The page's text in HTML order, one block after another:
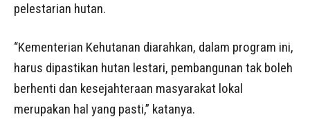
pelestarian hutan.
“Kementerian Kehutanan diarahkan, dalam program ini,
harus dipastikan hutan lestari, pembangunan tak boleh
berhenti dan kesejahteraan masyarakat lokal
merupakan hal yang pasti,” katanya.